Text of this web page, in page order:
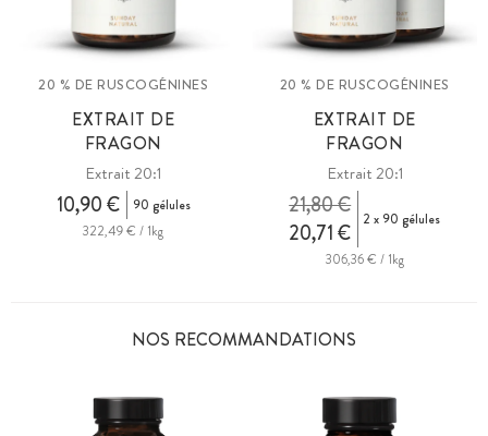
20 % DE RUSCOGÉNINES
EXTRAIT DE
FRAGON
Extrait 20:1
10,90 €
90 gélules
322,49 € / 1kg
20 % DE RUSCOGÉNINES
EXTRAIT DE
FRAGON
Extrait 20:1
20,71 €
21,80 € 2 x 90 gélules
306,36 € / 1kg
NOS RECOMMANDATIONS